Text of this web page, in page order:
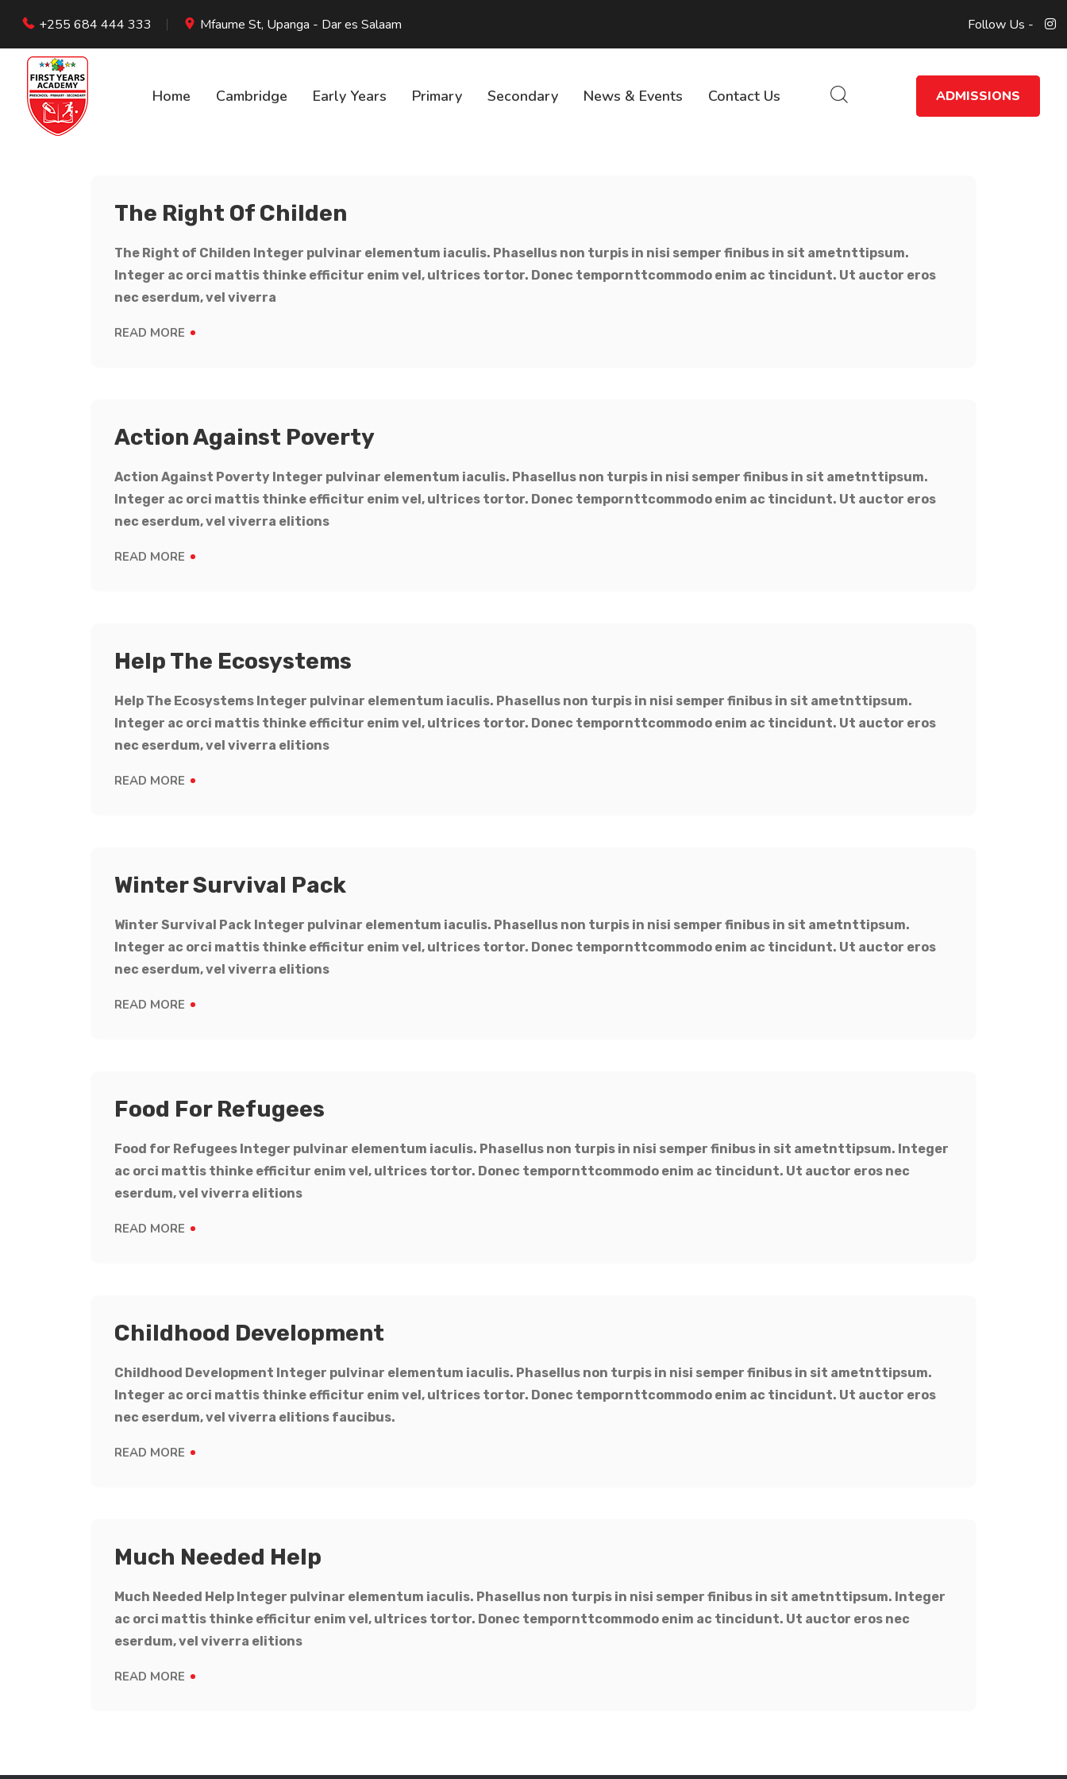
+255 684 444 333 Mfaume St, Upanga - Dar es Salaam Follow Us -
Home Cambridge Early Years Primary Secondary News & Events Contact Us ADMISSIONS
The Right Of Childen
The Right of Childen Integer pulvinar elementum iaculis. Phasellus non turpis in nisi semper finibus in sit ametnttipsum.
Integer ac orci mattis thinke efficitur enim vel, ultrices tortor. Donec tempornttcommodo enim ac tincidunt. Ut auctor eros
nec eserdum, vel viverra
READ MORE
Action Against Poverty
Action Against Poverty Integer pulvinar elementum iaculis. Phasellus non turpis in nisi semper finibus in sit ametnttipsum.
Integer ac orci mattis thinke efficitur enim vel, ultrices tortor. Donec tempornttcommodo enim ac tincidunt. Ut auctor eros
nec eserdum, vel viverra elitions
READ MORE
Help The Ecosystems
Help The Ecosystems Integer pulvinar elementum iaculis. Phasellus non turpis in nisi semper finibus in sit ametnttipsum.
Integer ac orci mattis thinke efficitur enim vel, ultrices tortor. Donec tempornttcommodo enim ac tincidunt. Ut auctor eros
nec eserdum, vel viverra elitions
READ MORE
Winter Survival Pack
Winter Survival Pack Integer pulvinar elementum iaculis. Phasellus non turpis in nisi semper finibus in sit ametnttipsum.
Integer ac orci mattis thinke efficitur enim vel, ultrices tortor. Donec tempornttcommodo enim ac tincidunt. Ut auctor eros
nec eserdum, vel viverra elitions
READ MORE
Food For Refugees
Food for Refugees Integer pulvinar elementum iaculis. Phasellus non turpis in nisi semper finibus in sit ametnttipsum. Integer
ac orci mattis thinke efficitur enim vel, ultrices tortor. Donec tempornttcommodo enim ac tincidunt. Ut auctor eros nec
eserdum, vel viverra elitions
READ MORE
Childhood Development
Childhood Development Integer pulvinar elementum iaculis. Phasellus non turpis in nisi semper finibus in sit ametnttipsum.
Integer ac orci mattis thinke efficitur enim vel, ultrices tortor. Donec tempornttcommodo enim ac tincidunt. Ut auctor eros
nec eserdum, vel viverra elitions faucibus.
READ MORE
Much Needed Help
Much Needed Help Integer pulvinar elementum iaculis. Phasellus non turpis in nisi semper finibus in sit ametnttipsum. Integer
ac orci mattis thinke efficitur enim vel, ultrices tortor. Donec tempornttcommodo enim ac tincidunt. Ut auctor eros nec
eserdum, vel viverra elitions
READ MORE